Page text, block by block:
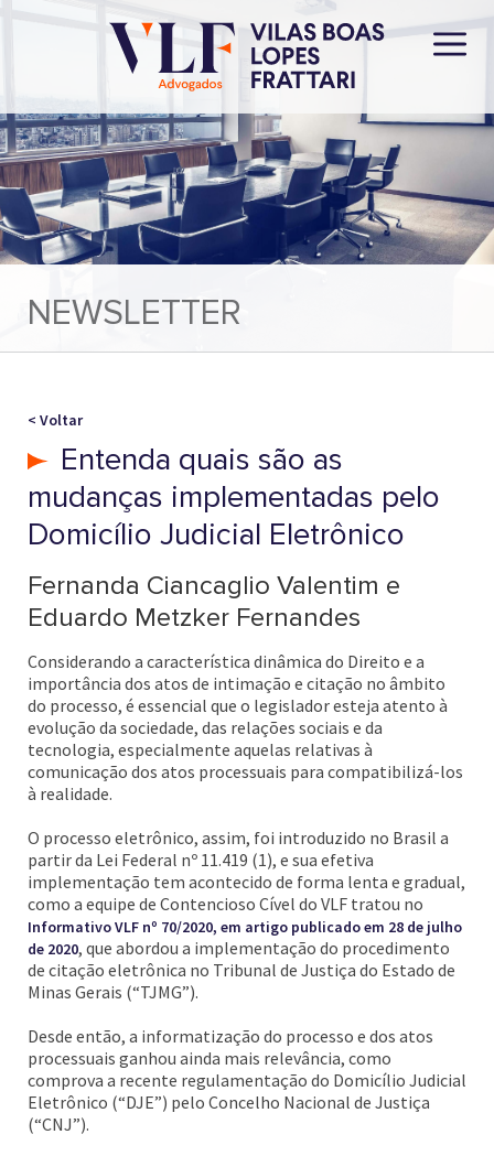
NEWSLETTER
< Voltar
Entenda quais são as
mudanças implementadas pelo
Domicílio Judicial Eletrônico
Fernanda Ciancaglio Valentim e
Eduardo Metzker Fernandes
Considerando a característica dinâmica do Direito e a
importância dos atos de intimação e citação no âmbito
do processo, é essencial que o legislador esteja atento à
evolução da sociedade, das relações sociais e da
tecnologia, especialmente aquelas relativas à
comunicação dos atos processuais para compatibilizá-los
à realidade.
O processo eletrônico, assim, foi introduzido no Brasil a
partir da Lei Federal nº 11.419 (1), e sua efetiva
implementação tem acontecido de forma lenta e gradual,
como a equipe de Contencioso Cível do VLF tratou no
Informativo VLF nº 70/2020, em artigo publicado em 28 de julho
de 2020, que abordou a implementação do procedimento
de citação eletrônica no Tribunal de Justiça do Estado de
Minas Gerais (“TJMG”).
Desde então, a informatização do processo e dos atos
processuais ganhou ainda mais relevância, como
comprova a recente regulamentação do Domicílio Judicial
Eletrônico (“DJE”) pelo Concelho Nacional de Justiça
(“CNJ”).